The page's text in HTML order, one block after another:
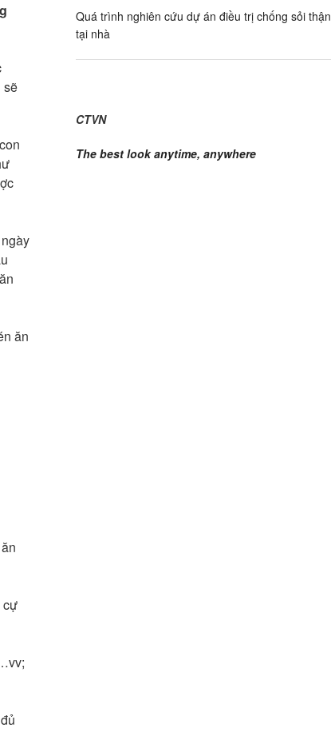
sẽ
ăn
cự
Quá trình nghiên cứu dự án điều trị chống sỏi thận
tại nhà
CTVN
The best look anytime, anywhere